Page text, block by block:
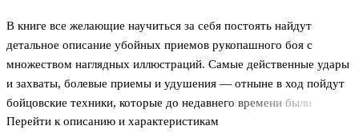
В книге все желающие научиться за себя постоять найдут
детальное описание убойных приемов рукопашного боя с
множеством наглядных иллюстраций. Самые действенные удары
и захваты, болевые приемы и удушения — отныне в ход пойдут
бойцовские техники, которые до недавнего времени были
доступны только подразделениям спецназа. Пройдя этот курс, не
Перейти к описанию и характеристикам